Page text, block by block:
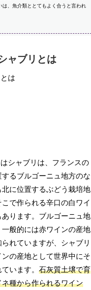
は、魚介類ととてもよく合うと言われ
ャブリとは
シャブリは、フランスの
るブルゴーニュ地方のな
に位置するぶどう栽培地
で作られる辛口の白ワイ
あります。ブルゴーニュ地
般的には赤ワインの産地
れていますが、シャブリ
の産地として世界中にそ
います。石灰質土壌で育
種から作られるワイン